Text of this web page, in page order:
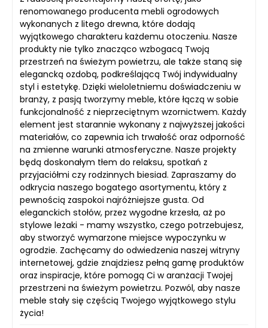
renomowanego producenta mebli ogrodowych
wykonanych z litego drewna, które dodają
wyjątkowego charakteru każdemu otoczeniu. Nasze
produkty nie tylko znacząco wzbogacą Twoją
przestrzeń na świeżym powietrzu, ale także staną się
elegancką ozdobą, podkreślającą Twój indywidualny
styl i estetykę. Dzięki wieloletniemu doświadczeniu w
branży, z pasją tworzymy meble, które łączą w sobie
funkcjonalność z nieprzeciętnym wzornictwem. Każdy
element jest starannie wykonany z najwyższej jakości
materiałów, co zapewnia ich trwałość oraz odporność
na zmienne warunki atmosferyczne. Nasze projekty
będą doskonałym tłem do relaksu, spotkań z
przyjaciółmi czy rodzinnych biesiad. Zapraszamy do
odkrycia naszego bogatego asortymentu, który z
pewnością zaspokoi najróżniejsze gusta. Od
eleganckich stołów, przez wygodne krzesła, aż po
stylowe leżaki - mamy wszystko, czego potrzebujesz,
aby stworzyć wymarzone miejsce wypoczynku w
ogrodzie. Zachęcamy do odwiedzenia naszej witryny
internetowej, gdzie znajdziesz pełną gamę produktów
oraz inspiracje, które pomogą Ci w aranżacji Twojej
przestrzeni na świeżym powietrzu. Pozwól, aby nasze
meble stały się częścią Twojego wyjątkowego stylu
życia!